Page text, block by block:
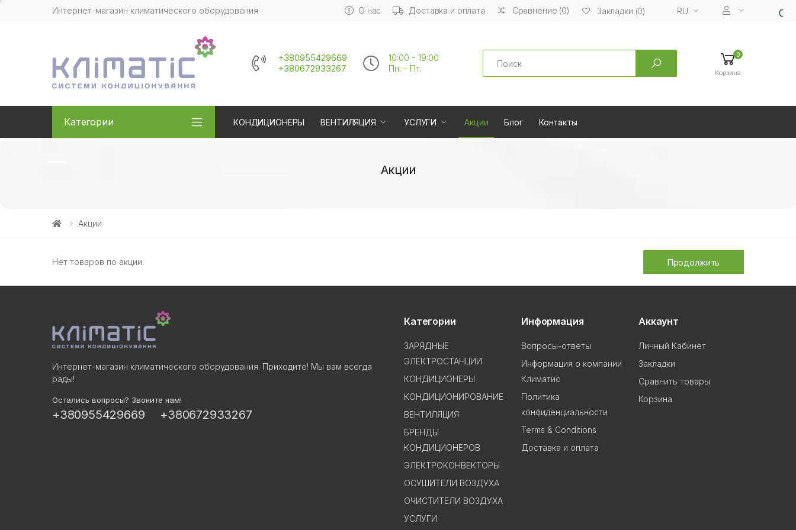
Интернет-магазин климатического оборудования О нас Доставка и оплата Сравнение (0) Закладки (0) RU
+380955429669
+380672933267
10:00 - 19:00
Пн. - Пт.
Search 0
Корзина
Категории КОНДИЦИОНЕРЫ ВЕНТИЛЯЦИЯ УСЛУГИ Акции Блог Контакты
Акции
Акции
Нет товаров по акции. Продолжить
Интернет-магазин климатического оборудования. Приходите! Мы вам всегда
рады!
Остались вопросы? Звоните нам!
+380955429669 +380672933267
Категории
ЗАРЯДНЫЕ
ЭЛЕКТРОСТАНЦИИ
КОНДИЦИОНЕРЫ
КОНДИЦИОНИРОВАНИЕ
ВЕНТИЛЯЦИЯ
БРЕНДЫ
КОНДИЦИОНЕРОВ
ЭЛЕКТРОКОНВЕКТОРЫ
ОСУШИТЕЛИ ВОЗДУХА
ОЧИСТИТЕЛИ ВОЗДУХА
УСЛУГИ
Информация
Вопросы-ответы
Информация о компании
Климатис
Политика
конфиденциальности
Terms & Conditions
Доставка и оплата
Аккаунт
Личный Кабинет
Закладки
Сравнить товары
Корзина